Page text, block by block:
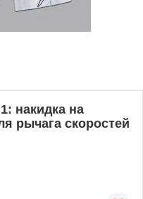
накидка на
рычага скоростей